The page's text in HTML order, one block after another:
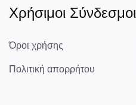
Χρήσιμοι Σύνδεσμοι
Όροι χρήσης
Πολιτική απορρήτου